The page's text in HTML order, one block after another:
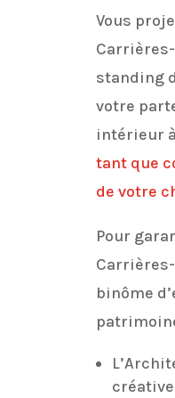
Vous
standing
votre
intérieur
tant que
de votre
Pour
binôme